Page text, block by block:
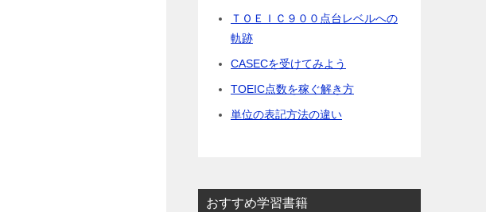
ＴＯＥＩＣ９００点台レベルへの
軌跡
CASECを受けてみよう
TOEIC点数を稼ぐ解き方
単位の表記方法の違い
おすすめ学習書籍